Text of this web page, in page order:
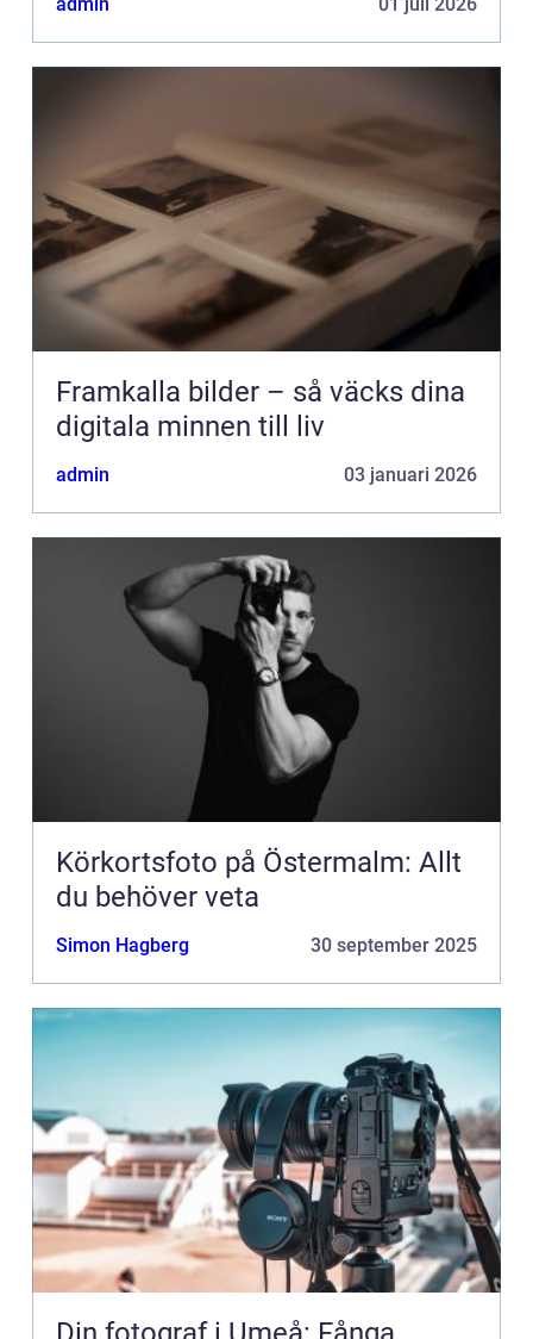
Framkalla bilder – så väcks dina
digitala minnen till liv
admin 03 januari 2026
Körkortsfoto på Östermalm: Allt
du behöver veta
Simon Hagberg 30 september 2025